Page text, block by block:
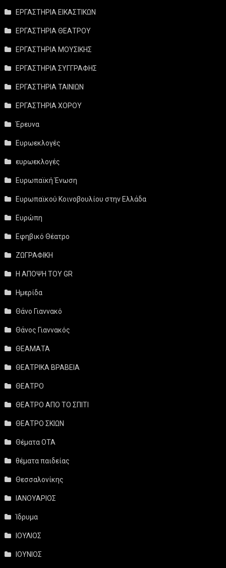
ΕΡΓΑΣΤΗΡΙΑ ΕΙΚΑΣΤΙΚΩΝ
ΕΡΓΑΣΤΗΡΙΑ ΘΕΑΤΡΟΥ
ΕΡΓΑΣΤΗΡΙΑ ΜΟΥΣΙΚΗΣ
ΕΡΓΑΣΤΗΡΙΑ ΣΥΓΓΡΑΦΗΣ
ΕΡΓΑΣΤΗΡΙΑ ΤΑΙΝΙΩΝ
ΕΡΓΑΣΤΗΡΙΑ ΧΟΡΟΥ
Έρευνα
Ευρωεκλογές
ευρωεκλογές
Ευρωπαϊκή Ένωση
Ευρωπαϊκού Κοινοβουλίου στην Ελλάδα
Ευρώπη
Εφηβικό Θέατρο
ΖΩΓΡΑΦΙΚΗ
Η ΑΠΟΨΗ ΤΟΥ GR
Ημερίδα
Θάνο Γιαννακό
Θάνος Γιαννακός
ΘΕΑΜΑΤΑ
ΘΕΑΤΡΙΚΑ ΒΡΑΒΕΙΑ
ΘΕΑΤΡΟ
ΘΕΑΤΡΟ ΑΠΟ ΤΟ ΣΠΙΤΙ
ΘΕΑΤΡΟ ΣΚΙΩΝ
Θέματα ΟΤΑ
θέματα παιδείας
Θεσσαλονίκης
ΙΑΝΟΥΑΡΙΟΣ
Ίδρυμα
ΙΟΥΛΙΟΣ
ΙΟΥΝΙΟΣ